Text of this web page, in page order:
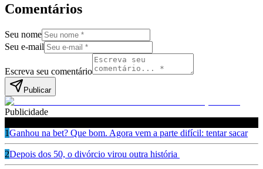
Comentários
Seu nome
Seu e-mail
Escreva seu comentário
Publicar
Publicidade
1Ganhou na bet? Que bom. Agora vem a parte difícil: tentar sacar
2Depois dos 50, o divórcio virou outra história